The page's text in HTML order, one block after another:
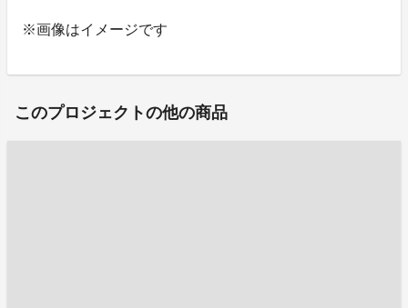
※画像はイメージです
このプロジェクトの他の商品